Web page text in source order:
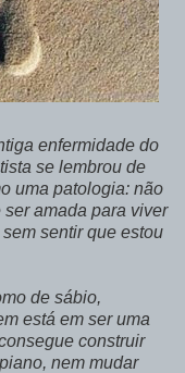
enfermidade do
se lembrou de
uma patologia: não
amada para viver
sentir que estou
de sábio,
está em ser uma
construir
nem mudar